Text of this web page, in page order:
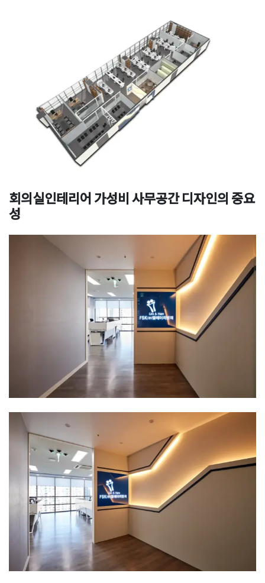
회의실인테리어 가성비 사무공간 디자인의 중요
성